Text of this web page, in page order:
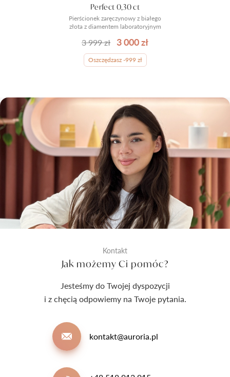
Pierścionek zaręczynowy z białego
złota z diamentem laboratoryjnym
Perfect 0,30 ct
3 999 zł 3 000 zł
Oszczędzasz -999 zł
Kontakt
Jak możemy Ci pomóc?
Jesteśmy do Twojej dyspozycji
i z chęcią odpowiemy na Twoje pytania.
kontakt@auroria.pl